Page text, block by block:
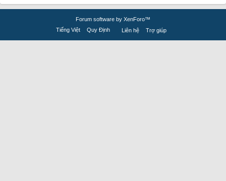
Forum software by XenForo™
Tiếng Việt
Quy Định Liên hệ Trợ giúp